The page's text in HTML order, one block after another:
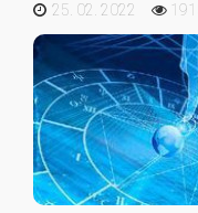
25. 02. 2022